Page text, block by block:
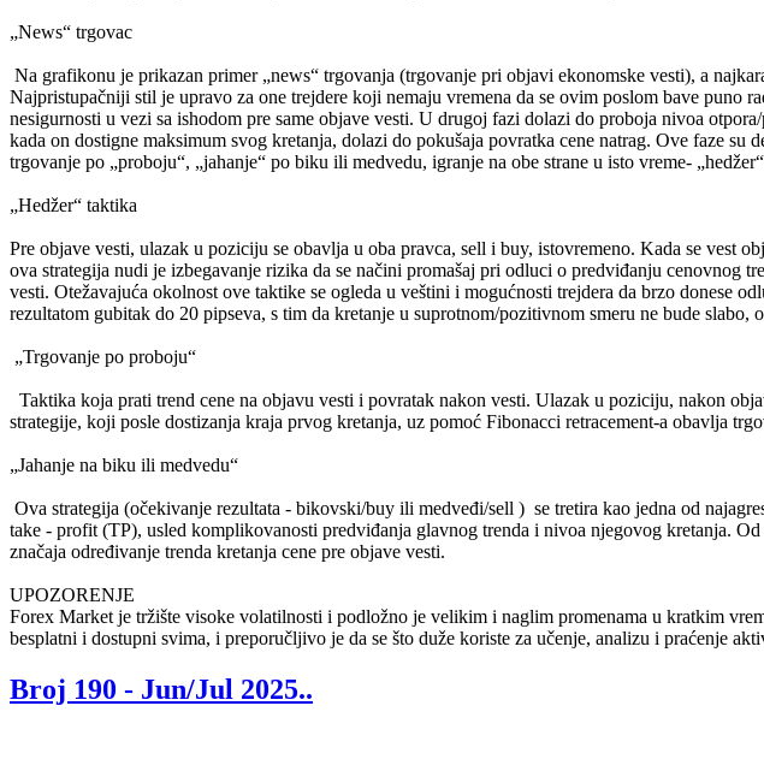
„News“ trgovac
Na grafikonu je prikazan primer „news“ trgovanja (trgovanje pri objavi ekonomske vesti), a
Najpristupačniji stil je upravo za one trejdere koji nemaju vremena da se ovim poslom bave puno
nesigurnosti u vezi sa ishodom pre same objave vesti. U drugoj fazi dolazi do proboja nivoa
kada on dostigne maksimum svog kretanja, dolazi do pokušaja povratka cene natrag. Ove faze
trgovanje po „proboju“, „jahanje“ po biku ili medvedu, igranje na obe strane u isto vreme-
„Hedžer“ taktika
Pre objave vesti, ulazak u poziciju se obavlja u oba pravca, sell i buy, istovremeno. Kada se
ova strategija nudi je izbegavanje rizika da se načini promašaj pri odluci o predviđanju cenovnog
vesti. Otežavajuća okolnost ove taktike se ogleda u veštini i mogućnosti trejdera da brzo donese
rezultatom gubitak do 20 pipseva, s tim da kretanje u suprotnom/pozitivnom smeru ne bude
„Trgovanje po proboju“
Taktika koja prati trend cene na objavu vesti i povratak nakon vesti. Ulazak u poziciju, nakon
strategije, koji posle dostizanja kraja prvog kretanja, uz pomoć Fibonacci retracement-a obavlja
„Jahanje na biku ili medvedu“
Ova strategija (očekivanje rezultata - bikovski/buy ili medveđi/sell ) se tretira kao jedna od
take - profit (TP), usled komplikovanosti predviđanja glavnog trenda i nivoa njegovog kretanja.
značaja određivanje trenda kretanja cene pre objave vesti.
UPOZORENJE
Forex Market je tržište visoke volatilnosti i podložno je velikim i naglim promenama u kratkim
besplatni i dostupni svima, i preporučljivo je da se što duže koriste za učenje, analizu i praćenje
Broj 190 - Jun/Jul 2025..